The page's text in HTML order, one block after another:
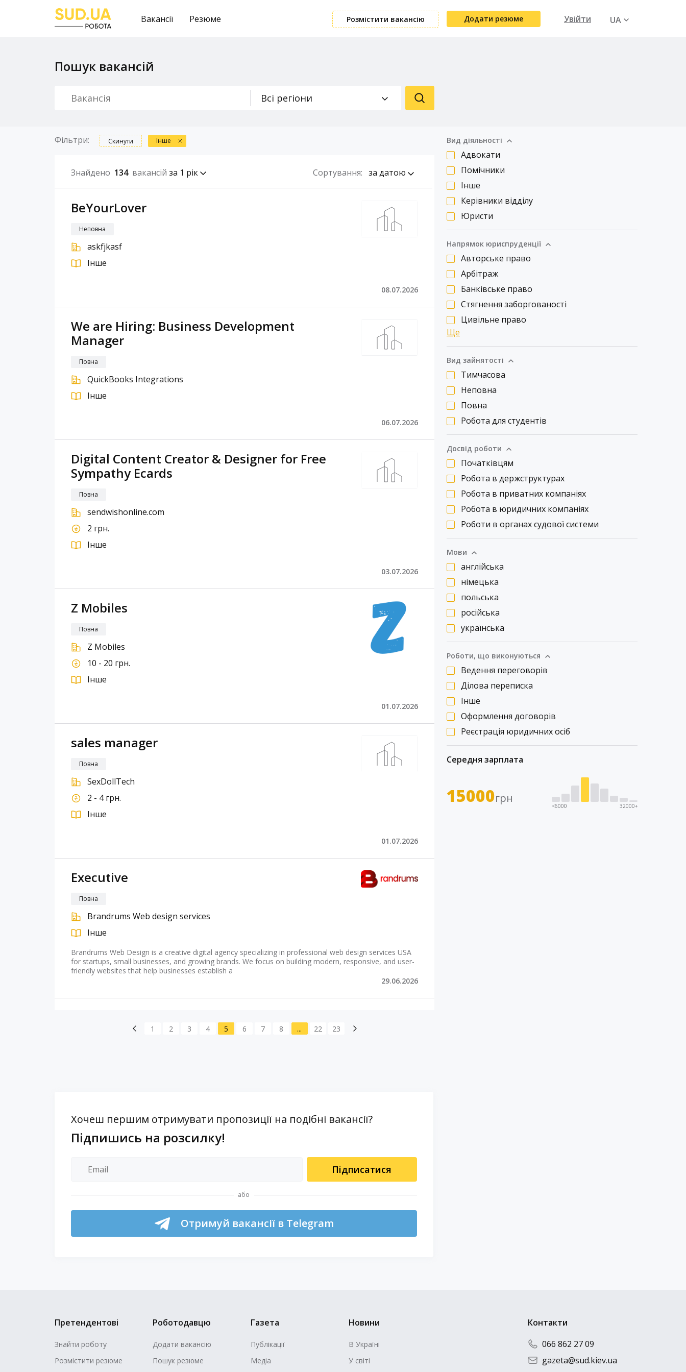
Вакансії Резюме Розмістити вакансію Додати резюме
Увійти
UA
Пошук вакансій
Всі регіони
Вид діяльності
Адвокати
Помічники
Інше
Керівники відділу
Юристи
Напрямок юриспруденції
Авторське право
Арбітраж
Банківське право
Стягнення заборгованості
Цивільне право
Ще
Вид зайнятості
Тимчасова
Неповна
Повна
Робота для студентів
Досвід роботи
Початківцям
Робота в держструктурах
Робота в приватних компаніях
Робота в юридичних компаніях
Роботи в органах судової системи
Мови
англійська
німецька
польська
російська
українська
Роботи, що виконуються
Ведення переговорів
Ділова переписка
Інше
Оформлення договорів
Реєстрація юридичних осіб
Середня зарплата
15000грн
<6000 32000+
Фільтри: Скинути Інше
Знайдено 134 вакансій за 1 рік Сортування: за датою
BeYourLover
Неповна
askfjkasf
Інше
08.07.2026
We are Hiring: Business Development
Manager
Повна
QuickBooks Integrations
Інше
06.07.2026
Digital Content Creator & Designer for Free
Sympathy Ecards
Повна
sendwishonline.com
2 грн.
Інше
03.07.2026
Z Mobiles
Повна
Z Mobiles
10 - 20 грн.
Інше
01.07.2026
sales manager
Повна
SexDollTech
2 - 4 грн.
Інше
01.07.2026
Executive
Повна
Brandrums Web design services
Інше
Brandrums Web Design is a creative digital agency specializing in professional web design services USA
for startups, small businesses, and growing brands. We focus on building modern, responsive, and user-
friendly websites that help businesses establish a
29.06.2026
1 2 3 4 5 6 7 8 ... 22 23
Хочеш першим отримувати пропозиції на подібні вакансії?
Підпишись на розсилку!
Підписатися
або
Отримуй вакансії в Telegram
Претендентові
Знайти роботу
Розмістити резюме
Роботодавцю
Додати вакансію
Пошук резюме
Газета
Публікації
Медіа
Новини
В Україні
У світі
Контакти
066 862 27 09
gazeta@sud.kiev.ua